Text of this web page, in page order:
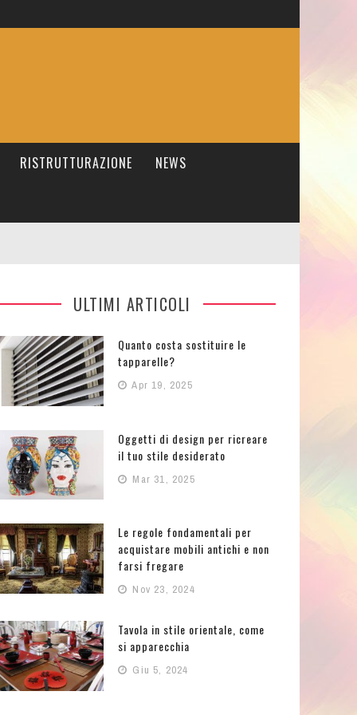
RISTRUTTURAZIONE NEWS
ULTIMI ARTICOLI
Quanto costa sostituire le
tapparelle?
Apr 19, 2025
Oggetti di design per ricreare
il tuo stile desiderato
Mar 31, 2025
Le regole fondamentali per
acquistare mobili antichi e non
farsi fregare
Nov 23, 2024
Tavola in stile orientale, come
si apparecchia
Giu 5, 2024